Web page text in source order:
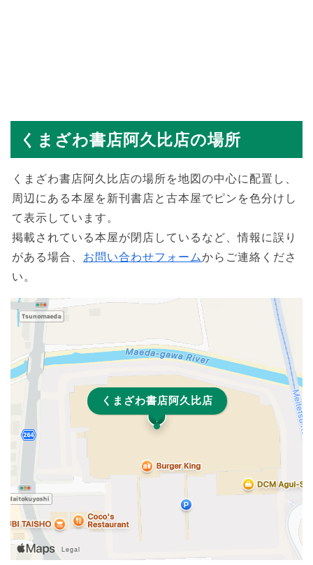
くまざわ書店阿久比店の場所
くまざわ書店阿久比店の場所を地図の中心に配置し、
周辺にある本屋を新刊書店と古本屋でピンを色分けし
て表示しています。
掲載されている本屋が閉店しているなど、情報に誤り
がある場合、 お問い合わせフォームからご連絡くださ
い。
くまざわ書店阿久比店